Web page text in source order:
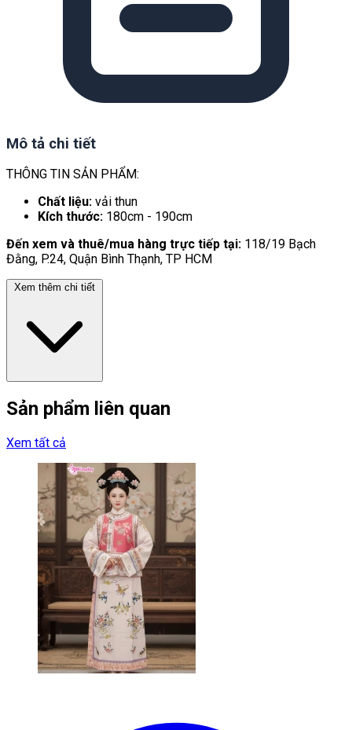
Mô tả chi tiết
THÔNG TIN SẢN PHẨM:
Chất liệu: vải thun
Kích thước: 180cm - 190cm
Đến xem và thuê/mua hàng trực tiếp tại: 118/19 Bạch
Đằng, P.24, Quận Bình Thạnh, TP HCM
Xem thêm chi tiết
Sản phẩm liên quan
Xem tất cả